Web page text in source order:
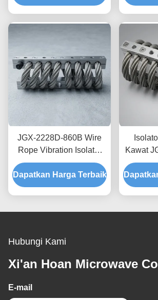
Sementara untuk
JGX-2228D-860B Wire
Rope Vibration Isolator
Rapid Prototyping Quick
Assembly Disesuaikan
Shock Mount
Dapatkan Harga Terbaik
Kawat
Isolasi
Hubungi Kami
Xi'an Hoan Microwave
E-mail